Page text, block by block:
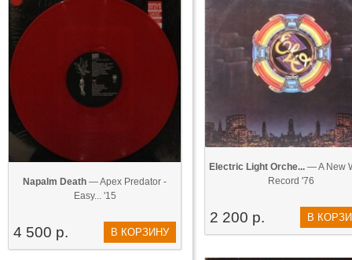
Napalm Death — Apex Predator -
Easy... '15
4 500 р. В КОРЗИНУ
Electric Light Orche... — A New
Record '76
2 200 р. В